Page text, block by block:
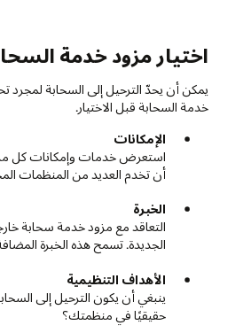
اختيار مزود خدمة
يمكن أن يحدّ الترحيل إلى السحابة لمجرد
خدمة السحابة قبل الاختيار.
الإمكانات
استعرض خدمات وإمكانات كل
أن تخدم العديد من المنظمات
الخبرة
التعاقد مع مزود خدمة سحابة
الجديدة. تسمح هذه الخبرة
الأهداف التنظيمية
ينبغي أن يكون الترحيل إلى
حقيقيًا في منظمتك؟